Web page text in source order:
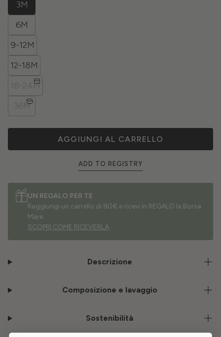
3M
6M
9-12M
12-18M
18-24M
36M
AGGIUNGI AL CARRELLO
ADD TO REGISTRY
UN REGALO PER TE
Raggiungi un carrello di 80€ e ricevi in REGALO la Borsa
Mare.
SCOPRI COME RICEVERLA
Descrizione
Composizione e lavaggio
Sostenibilità